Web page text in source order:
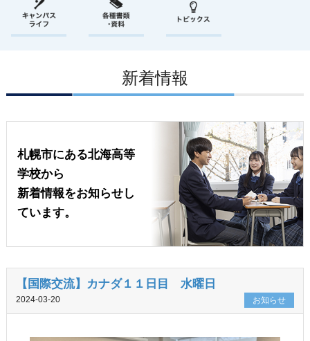
新着情報
札幌市にある北海高等
学校から
新着情報をお知らせし
ています。
【国際交流】カナダ１１日目 水曜日
2024-03-20 お知らせ